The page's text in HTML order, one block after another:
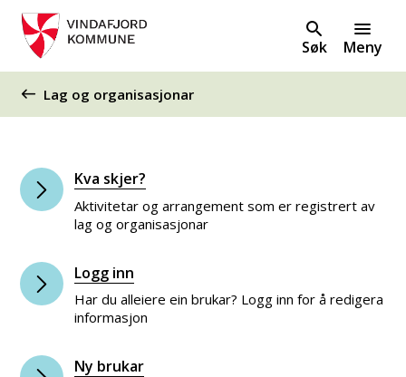
Søk Meny
Du er her:
Lag og organisasjonar
Kva skjer?
Aktivitetar og arrangement som er registrert av
lag og organisasjonar
Logg inn
Har du alleiere ein brukar? Logg inn for å redigera
informasjon
Ny brukar